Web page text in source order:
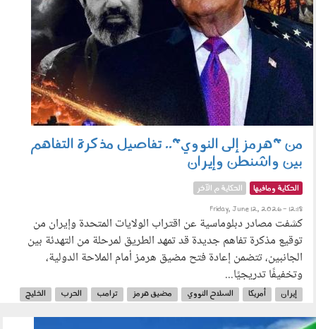
من "هرمز إلى النووي".. تفاصيل مذكرة التفاهم
بين واشنطن وإيران
الحكاية ومافيها الحكاية م الآخر
Friday, June 12, 2026 - 12:18
كشفت مصادر دبلوماسية عن اقتراب الولايات المتحدة وإيران من
توقيع مذكرة تفاهم جديدة قد تمهد الطريق لمرحلة من التهدئة بين
الجانبين، تتضمن إعادة فتح مضيق هرمز أمام الملاحة الدولية،
وتخفيفًا تدريجيًا...
إيران أمريكا السلاح النووي مضيق هرمز ترامب الحرب الخليج